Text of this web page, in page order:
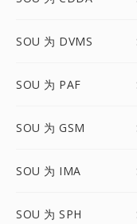
SOU 为 DVMS
SOU 为 PAF
SOU 为 GSM
SOU 为 IMA
SOU 为 SPH